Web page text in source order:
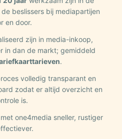
beslissers bij mediapartijen
en door.
zijn in media-inkoop,
in dan de markt; gemiddeld
.
volledig transparant en
zodat er altijd overzicht en
is.
one4media sneller, rustiger